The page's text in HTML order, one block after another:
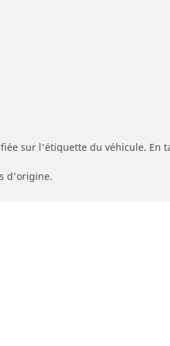
sur l'étiquette du véhicule. En
d'origine.